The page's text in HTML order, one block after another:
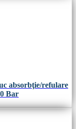
absorbţie/refulare
Bar